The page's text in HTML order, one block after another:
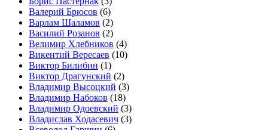
Валерий Брюсов (6)
Варлам Шаламов (2)
Василий Розанов (2)
Велимир Хлебников (4)
Викентий Вересаев (10)
Виктор Билибин (1)
Виктор Драгунский (2)
Владимир Высоцкий (3)
Владимир Набоков (18)
Владимир Одоевский (3)
Владислав Ходасевич (3)